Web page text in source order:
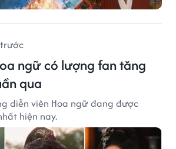
ngữ có lượng fan tăng
qua
diễn viên Hoa ngữ đang được
hiện nay.